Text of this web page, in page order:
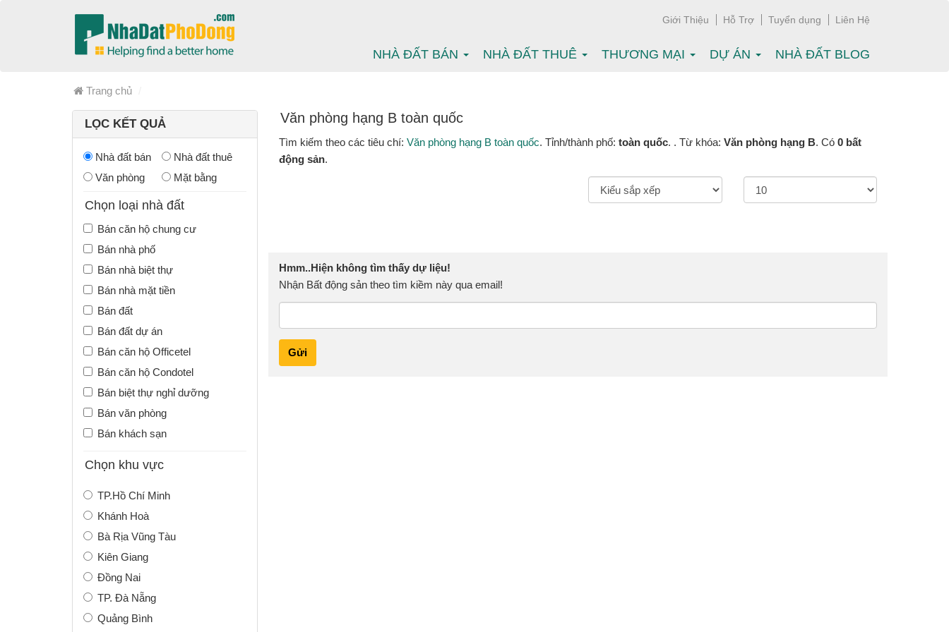
Giới Thiệu Hỗ Trợ Tuyển dụng Liên Hệ
NHÀ ĐẤT BÁN NHÀ ĐẤT THUÊ THƯƠNG MẠI DỰ ÁN NHÀ ĐẤT BLOG
Trang chủ
LỌC KẾT QUẢ
Nhà đất bán
Nhà đất thuê
Văn phòng
Mặt bằng
Chọn loại nhà đất
Bán căn hộ chung cư
Bán nhà phố
Bán nhà biệt thự
Bán nhà mặt tiền
Bán đất
Bán đất dự án
Bán căn hộ Officetel
Bán căn hộ Condotel
Bán biệt thự nghỉ dưỡng
Bán văn phòng
Bán khách sạn
Chọn khu vực
TP.Hồ Chí Minh
Khánh Hoà
Bà Rịa Vũng Tàu
Kiên Giang
Đồng Nai
TP. Đà Nẵng
Quảng Bình
Văn phòng hạng B toàn quốc
Tìm kiếm theo các tiêu chí: Văn phòng hạng B toàn quốc. Tỉnh/thành phố: toàn quốc. . Từ khóa: Văn phòng hạng B. Có 0 bất
động sản.
Hmm..Hiện không tìm thấy dự liệu!
Nhận Bất động sản theo tìm kiềm này qua email!
Gửi